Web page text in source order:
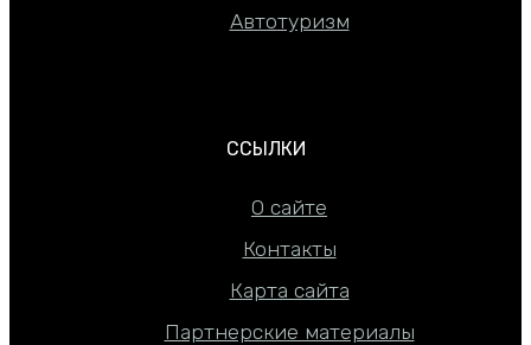
Автотуризм
ССЫЛКИ
О сайте
Контакты
Карта сайта
Партнерские материалы